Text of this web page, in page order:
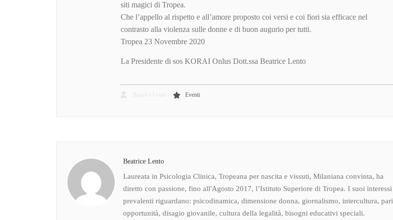
siti magici di Tropea.
Che l’appello al rispetto e all’amore proposto coi versi e coi fiori sia efficace nel
contrasto alla violenza sulle donne e di buon augurio per tutti.
Tropea 23 Novembre 2020
La Presidente di sos KORAI Onlus Dott.ssa Beatrice Lento
Eventi
Beatrice Lento
Laureata in Psicologia Clinica, Tropeana per nascita e vissuti, Milaniana convinta, ha
diretto con passione, fino all'Agosto 2017, l’Istituto Superiore di Tropea. I suoi interessi
prevalenti riguardano: psicodinamica, dimensione donna, giornalismo, intercultura, pari
opportunità, disagio giovanile, cultura della legalità, bisogni educativi speciali.